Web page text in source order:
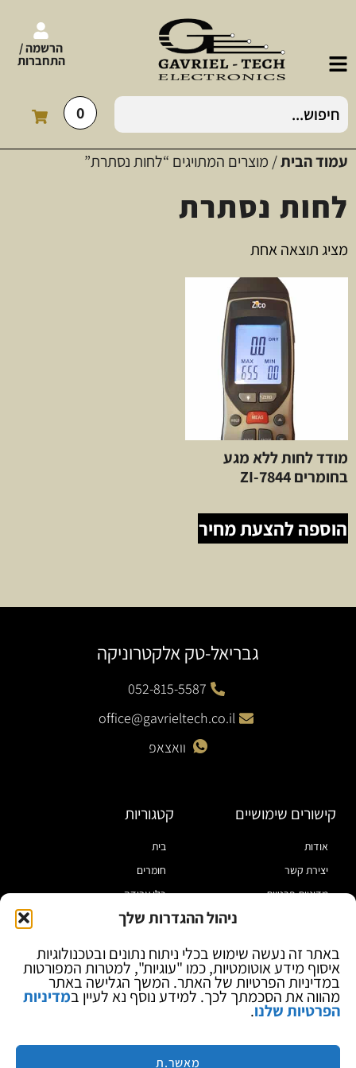
ניהול ההגדרות שלך
באתר זה נעשה שימוש בכלי ניתוח נתונים ובטכנולוגיות
איסוף מידע אוטומטיות, כמו "עוגיות", למטרות המפורטות
במדיניות הפרטיות של האתר. המשך הגלישה באתר
מהווה את הסכמתך לכך. למידע נוסף נא לעיין במדיניות
הפרטיות שלנו.
מאשר.ת
הרשמה /
התחברות
0
עמוד הבית/ מוצרים המתויגים “לחות נסתרת”
לחות נסתרת
מציג תוצאה אחת
מודד לחות ללא מגע
בחומרים ZI-7844
הוספה להצעת מחיר
גבריאל-טק אלקטרוניקה
052-815-5587
office@gavrieltech.co.il
וואצאפ
קישורים שימושיים
אודות
יצירת קשר
מדיניות פרטיות
בלוג
קטגוריות
בית
חומרים
כלי עבודה
מוצרי הלחמה
ספקי כח ומודדים
ציוד אופטי להגדלה
מותגים